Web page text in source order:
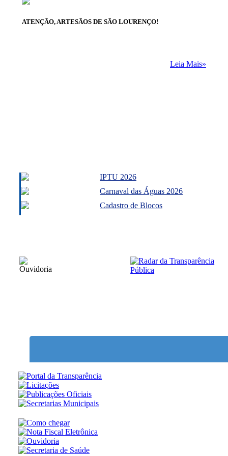
ATENÇÃO, ARTESÃOS DE SÃO LOURENÇO!
Leia Mais»
IPTU 2026
Carnaval das Águas 2026
Cadastro de Blocos